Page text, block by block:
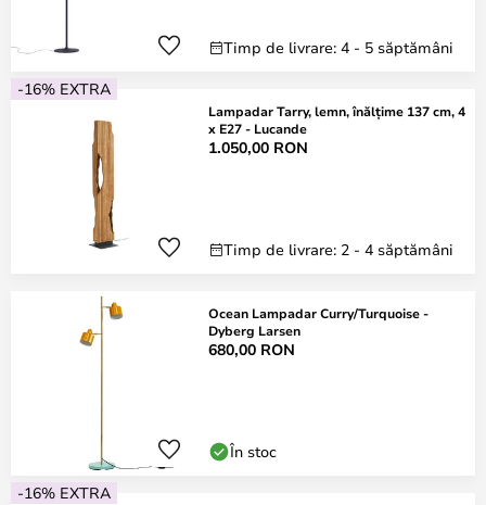
Timp de livrare: 4 - 5 săptămâni
-16% EXTRA
Lampadar Tarry, lemn, înălțime 137 cm, 4
x E27 - Lucande
1.050,00 RON
Timp de livrare: 2 - 4 săptămâni
Ocean Lampadar Curry/Turquoise -
Dyberg Larsen
680,00 RON
În stoc
-16% EXTRA